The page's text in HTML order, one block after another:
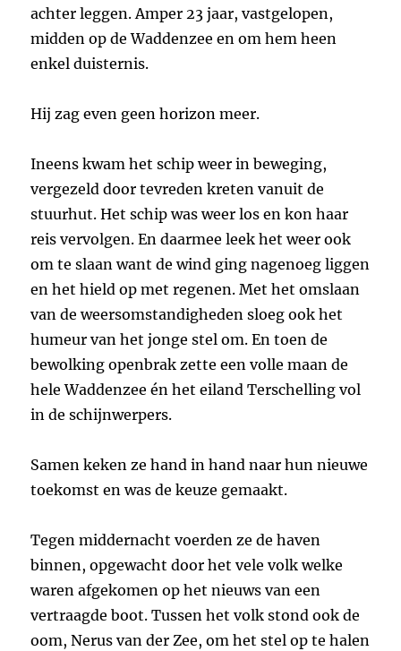
achter leggen. Amper 23 jaar, vastgelopen,
midden op de Waddenzee en om hem heen
enkel duisternis.
Hij zag even geen horizon meer.
Ineens kwam het schip weer in beweging,
vergezeld door tevreden kreten vanuit de
stuurhut. Het schip was weer los en kon haar
reis vervolgen. En daarmee leek het weer ook
om te slaan want de wind ging nagenoeg liggen
en het hield op met regenen. Met het omslaan
van de weersomstandigheden sloeg ook het
humeur van het jonge stel om. En toen de
bewolking openbrak zette een volle maan de
hele Waddenzee én het eiland Terschelling vol
in de schijnwerpers.
Samen keken ze hand in hand naar hun nieuwe
toekomst en was de keuze gemaakt.
Tegen middernacht voerden ze de haven
binnen, opgewacht door het vele volk welke
waren afgekomen op het nieuws van een
vertraagde boot. Tussen het volk stond ook de
oom, Nerus van der Zee, om het stel op te halen